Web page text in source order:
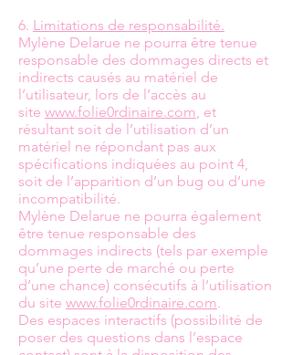
6. Limitations de responsabilité.
Mylène Delarue ne pourra être tenue
responsable des dommages directs et
indirects causés au matériel de
l’utilisateur, lors de l’accès au
site www.folie0rdinaire.com, et
résultant soit de l’utilisation d’un
matériel ne répondant pas aux
spécifications indiquées au point 4,
soit de l’apparition d’un bug ou d’une
incompatibilité.
Mylène Delarue ne pourra également
être tenue responsable des
dommages indirects (tels par exemple
qu’une perte de marché ou perte
d’une chance) consécutifs à l’utilisation
du site www.folie0rdinaire.com.
Des espaces interactifs (possibilité de
poser des questions dans l’espace